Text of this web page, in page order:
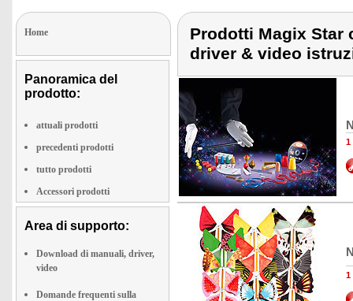
Home
Panoramica del
prodotto:
attuali prodotti
precedenti prodotti
tutto prodotti
Accessori prodotti
Area di supporto:
Download di manuali, driver,
video
Domande frequenti sulla
Prodotti Magix Star
driver & video
1
1